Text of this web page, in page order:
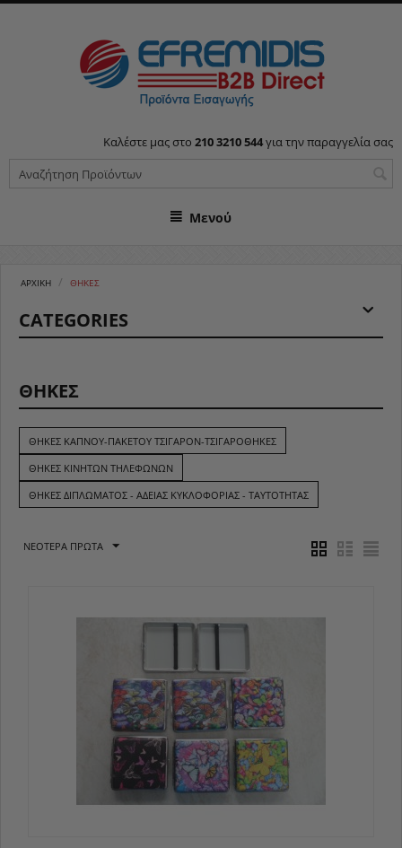
Καλέστε μας στο 210 3210 544για την παραγγελία σας
Μενού
ΑΡΧΙΚΉ / ΘΗΚΕΣ
CATEGORIES
ΘΗΚΕΣ
ΘΉΚΕΣ ΚΑΠΝΟΎ-ΠΑΚΈΤΟΥ ΤΣΙΓΆΡΟΝ-ΤΣΙΓΑΡΟΘΉΚΕΣ
ΘΉΚΕΣ ΚΙΝΗΤΏΝ ΤΗΛΕΦΏΝΩΝ
ΘΉΚΕΣ ΔΙΠΛΏΜΑΤΟΣ - ΆΔΕΙΑΣ ΚΥΚΛΟΦΟΡΊΑΣ - ΤΑΥΤΌΤΗΤΑΣ
ΝΕΌΤΕΡΑ ΠΡΏΤΑ